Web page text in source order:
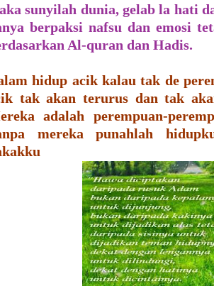
sunyilah dunia, gelab la hati
berpaksi nafsu dan emosi
Al-quran dan Hadis.
hidup acik kalau tak de
tak akan terurus dan tak
adalah perempuan-
mereka punahlah